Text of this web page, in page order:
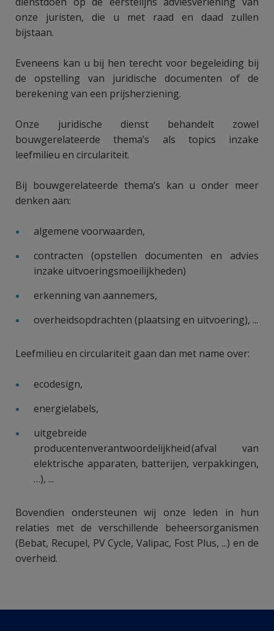
onze juristen, die u met raad en daad zullen
bijstaan.
Eveneens kan u bij hen terecht voor begeleiding bij
de opstelling van juridische documenten of de
berekening van een prijsherziening.
Onze juridische dienst behandelt zowel
bouwgerelateerde thema’s als topics inzake
leefmilieu en circulariteit.
Bij bouwgerelateerde thema’s kan u onder meer
denken aan:
algemene voorwaarden,
contracten (opstellen documenten en advies
inzake uitvoeringsmoeilijkheden)
erkenning van aannemers,
overheidsopdrachten (plaatsing en uitvoering), ...
Leefmilieu en circulariteit gaan dan met name over:
ecodesign,
energielabels,
uitgebreide
producentenverantwoordelijkheid (afval van
elektrische apparaten, batterijen, verpakkingen,
…), ...
Bovendien ondersteunen wij onze leden in hun
relaties met de verschillende beheersorganismen
(Bebat, Recupel, PV Cycle, Valipac, Fost Plus, ...) en de
overheid.